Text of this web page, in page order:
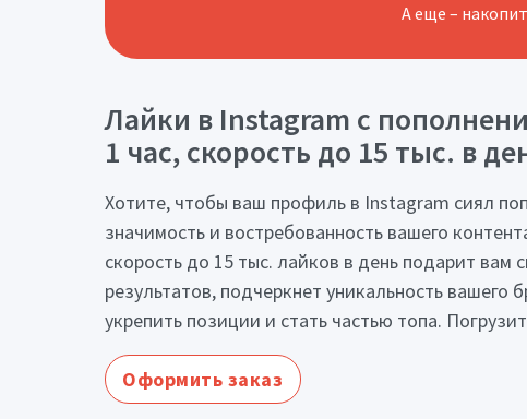
А еще –
Лайки в Instagram с
1 час, скорость до 15 тыс. в
Хотите, чтобы ваш профиль в Instagram сиял
значимость и востребованность вашего
скорость до 15 тыс. лайков в день подарит
результатов, подчеркнет уникальность
укрепить позиции и стать частью топа.
Оформить заказ